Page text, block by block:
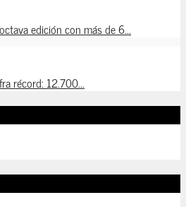
edición con más de 6...
récord: 12.700...